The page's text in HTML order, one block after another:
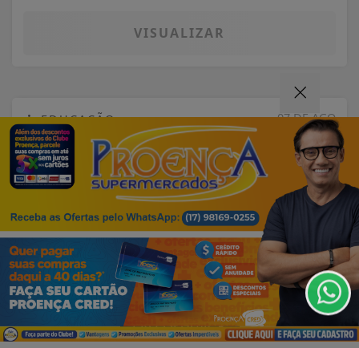
VISUALIZAR
07 DE AGO
EDUCAÇÃO
Fies começa a convocar nesta sexta
estudantes em lista de espera
Termos de Uso e Privacidade
Esse site utiliza cookies para melhorar sua
experiência de navegação. Ao continuar o acesso,
entendemos que você concorda com nossos Termos
de Uso e Privacidade.
PARA MAIS INFORMAÇÕES,ACESSE NOSSOS TERMOS
CLICANDO AQUI
PROSSEGUIR